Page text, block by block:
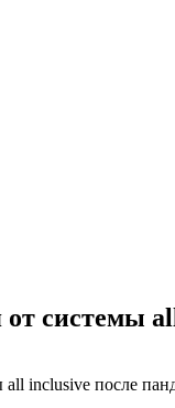
системы
inclusive после